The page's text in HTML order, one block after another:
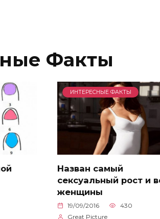
Факты
ИНТЕРЕСНЫЕ ФАКТЫ
Назван самый
сексуальный рост и
женщины
19/09/2016
430
Great Picture